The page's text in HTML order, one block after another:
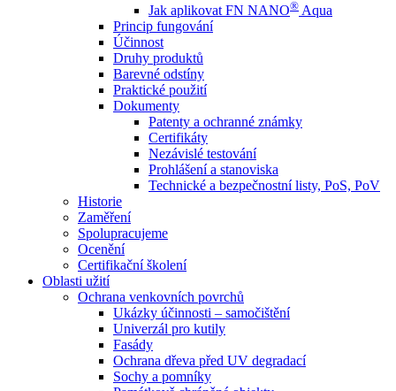
Jak aplikovat FN NANO® Aqua
Princip fungování
Účinnost
Druhy produktů
Barevné odstíny
Praktické použití
Dokumenty
Patenty a ochranné známky
Certifikáty
Nezávislé testování
Prohlášení a stanoviska
Technické a bezpečnostní listy, PoS, PoV
Historie
Zaměření
Spolupracujeme
Ocenění
Certifikační školení
Oblasti užití
Ochrana venkovních povrchů
Ukázky účinnosti – samočištění
Univerzál pro kutily
Fasády
Ochrana dřeva před UV degradací
Sochy a pomníky